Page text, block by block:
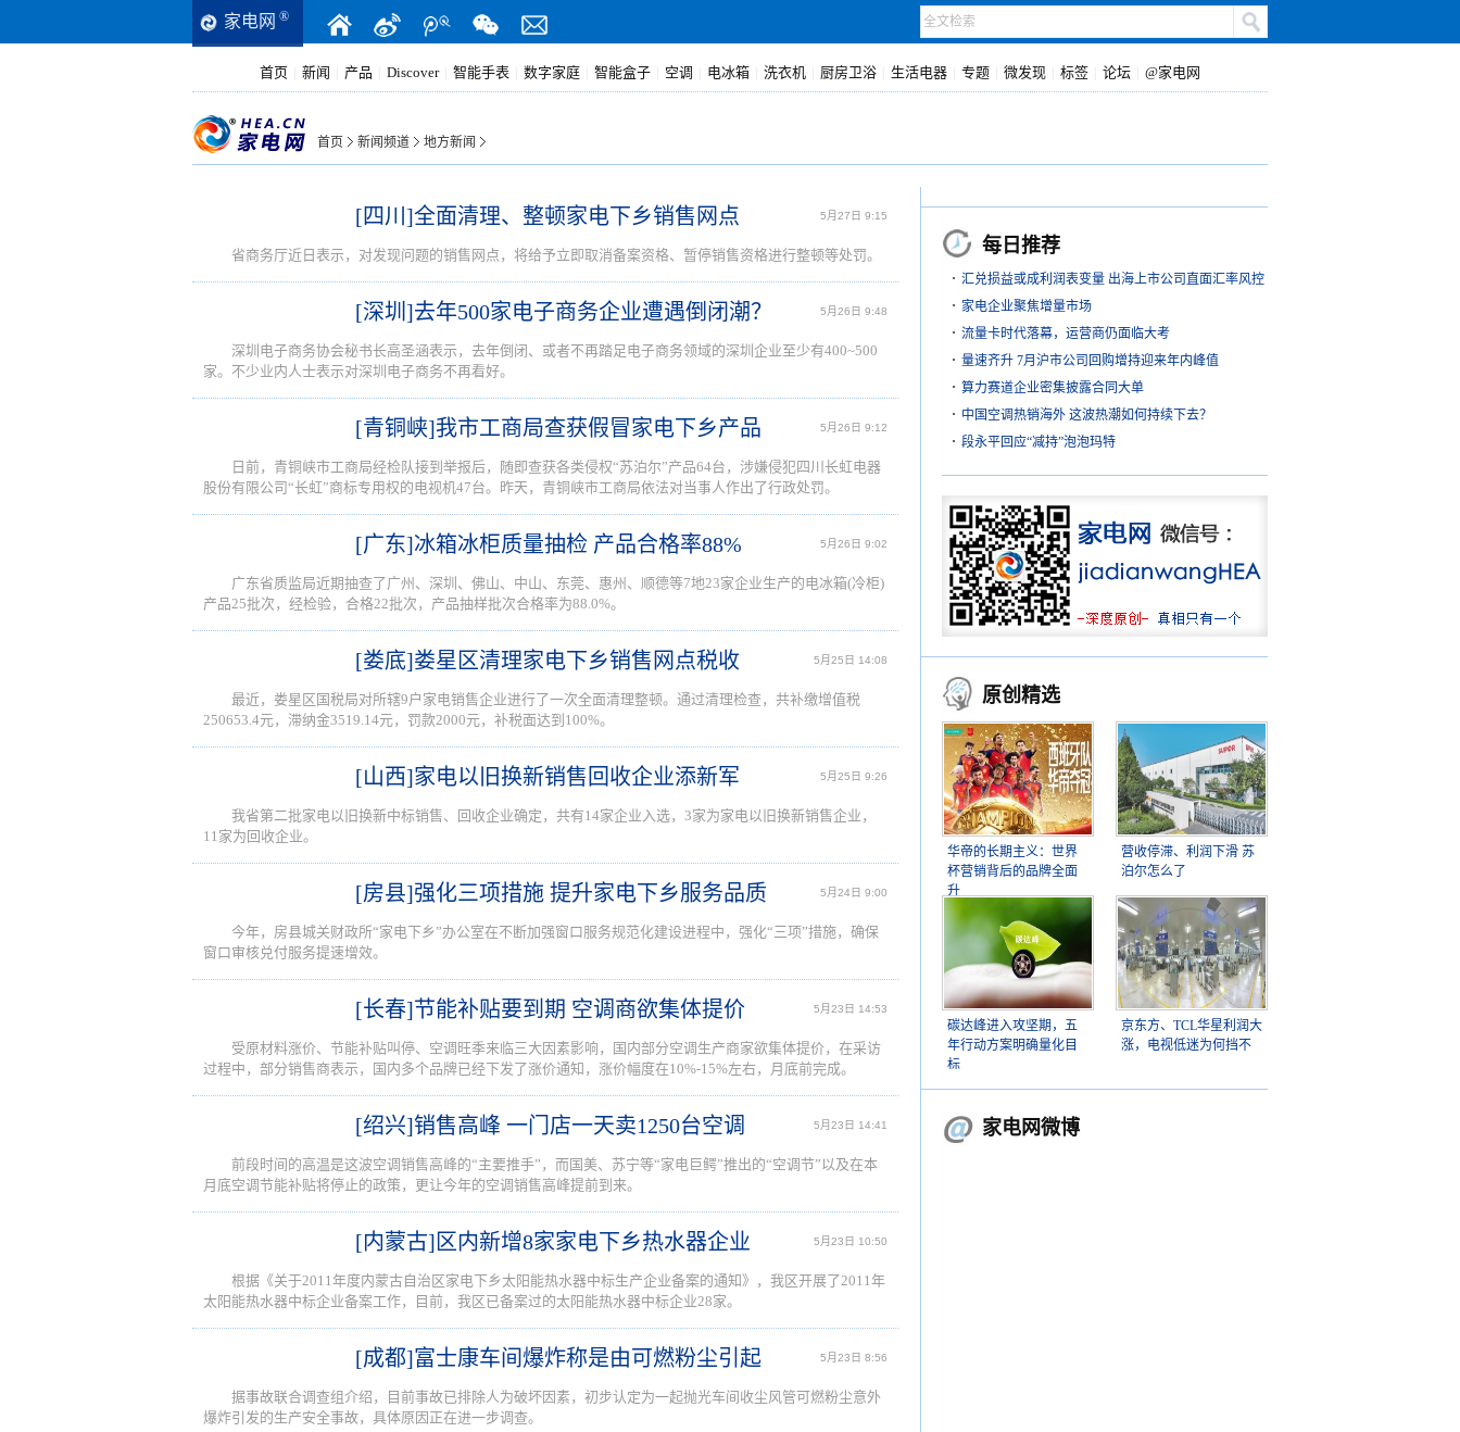
家电网 ®
首页 新闻 产品 Discover 智能手表 数字家庭 智能盒子 空调 电冰箱 洗衣机 厨房卫浴 生活电器 专题 微发现 标签 论坛 @家电网
首页 新闻频道 地方新闻
[四川]全面清理、整顿家电下乡销售网点 5月27日 9:15
省商务厅近日表示，对发现问题的销售网点，将给予立即取消备案资格、暂停销售资格进行整顿等处罚。
[深圳]去年500家电子商务企业遭遇倒闭潮？ 5月26日 9:48
深圳电子商务协会秘书长高圣涵表示，去年倒闭、或者不再踏足电子商务领域的深圳企业至少有400~500
家。不少业内人士表示对深圳电子商务不再看好。
[青铜峡]我市工商局查获假冒家电下乡产品 5月26日 9:12
日前，青铜峡市工商局经检队接到举报后，随即查获各类侵权“苏泊尔”产品64台，涉嫌侵犯四川长虹电器
股份有限公司“长虹”商标专用权的电视机47台。昨天，青铜峡市工商局依法对当事人作出了行政处罚。
[广东]冰箱冰柜质量抽检 产品合格率88% 5月26日 9:02
广东省质监局近期抽查了广州、深圳、佛山、中山、东莞、惠州、顺德等7地23家企业生产的电冰箱(冷柜)
产品25批次，经检验，合格22批次，产品抽样批次合格率为88.0%。
[娄底]娄星区清理家电下乡销售网点税收 5月25日 14:08
最近，娄星区国税局对所辖9户家电销售企业进行了一次全面清理整顿。通过清理检查，共补缴增值税
250653.4元，滞纳金3519.14元，罚款2000元，补税面达到100%。
[山西]家电以旧换新销售回收企业添新军 5月25日 9:26
我省第二批家电以旧换新中标销售、回收企业确定，共有14家企业入选，3家为家电以旧换新销售企业，
11家为回收企业。
[房县]强化三项措施 提升家电下乡服务品质 5月24日 9:00
今年，房县城关财政所“家电下乡”办公室在不断加强窗口服务规范化建设进程中，强化“三项”措施，确保
窗口审核兑付服务提速增效。
[长春]节能补贴要到期 空调商欲集体提价 5月23日 14:53
受原材料涨价、节能补贴叫停、空调旺季来临三大因素影响，国内部分空调生产商家欲集体提价，在采访
过程中，部分销售商表示，国内多个品牌已经下发了涨价通知，涨价幅度在10%-15%左右，月底前完成。
[绍兴]销售高峰 一门店一天卖1250台空调 5月23日 14:41
前段时间的高温是这波空调销售高峰的“主要推手”，而国美、苏宁等“家电巨鳄”推出的“空调节”以及在本
月底空调节能补贴将停止的政策，更让今年的空调销售高峰提前到来。
[内蒙古]区内新增8家家电下乡热水器企业 5月23日 10:50
根据《关于2011年度内蒙古自治区家电下乡太阳能热水器中标生产企业备案的通知》，我区开展了2011年
太阳能热水器中标企业备案工作，目前，我区已备案过的太阳能热水器中标企业28家。
[成都]富士康车间爆炸称是由可燃粉尘引起 5月23日 8:56
据事故联合调查组介绍，目前事故已排除人为破坏因素，初步认定为一起抛光车间收尘风管可燃粉尘意外
爆炸引发的生产安全事故，具体原因正在进一步调查。
每日推荐
汇兑损益或成利润表变量 出海上市公司直面汇率风控
大考
家电企业聚焦增量市场
流量卡时代落幕，运营商仍面临大考
量速齐升 7月沪市公司回购增持迎来年内峰值
算力赛道企业密集披露合同大单
中国空调热销海外 这波热潮如何持续下去？
段永平回应“减持”泡泡玛特
原创精选
华帝的长期主义：世界
杯营销背后的品牌全面
升
营收停滞、利润下滑 苏
泊尔怎么了
碳达峰进入攻坚期，五
年行动方案明确量化目
标
京东方、TCL华星利润大
涨，电视低迷为何挡不
家电网微博